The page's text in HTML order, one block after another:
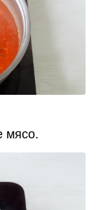
мясо.